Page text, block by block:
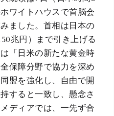
ワイトハウスで首脳会
ました。首相は日本の
兆円）まで引き上げる
「日米の新たな黄金時
保障分野で協力を深め
盟を強化し、自由で開
すると一致し、懸念さ
ディアでは、一先ず合